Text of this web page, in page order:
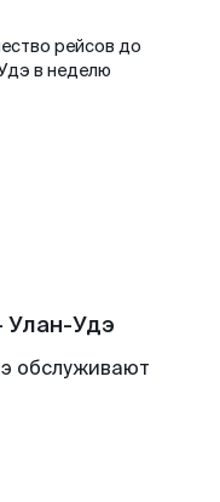
рейсов до
в неделю
Улан-Удэ
обслуживают